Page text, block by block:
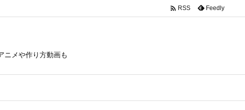
ニメや作り方動画も
 RSS Feedly